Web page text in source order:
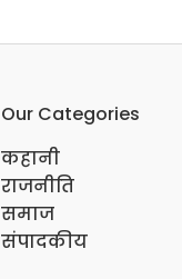
Our Categories
कहानी
राजनीति
समाज
संपादकीय